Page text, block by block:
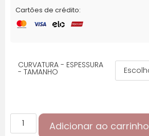
Cartões de crédito:
CURVATURA - ESPESSURA
- TAMANHO
Adicionar ao carrinho